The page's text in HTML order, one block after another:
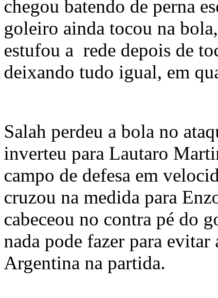
chegou batendo de perna
goleiro ainda tocou na
estufou a rede depois de
deixando tudo igual, em
Salah perdeu a bola no
inverteu para Lautaro
campo de defesa em
cruzou na medida para
cabeceou no contra pé do
nada pode fazer para evitar
Argentina na partida.